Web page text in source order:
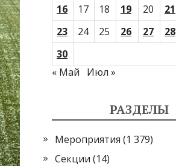
16
17 18 19 20 21
23
24 25 26 27 28
30
« Май
Июл »
РАЗДЕЛЫ
Мероприятия (1 379)
Секции (14)